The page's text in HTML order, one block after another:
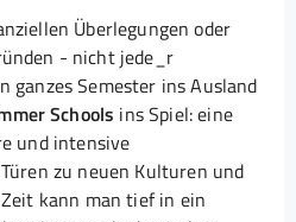
Überlegungen oder
- nicht jede_r
ganzes Semester ins Ausland
Schools ins Spiel: eine
und intensive
zu neuen Kulturen und
kann man tief in ein